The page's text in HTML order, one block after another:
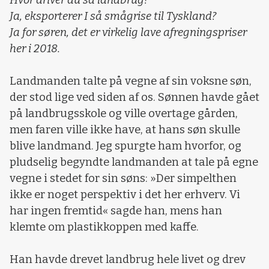
Ja, eksporterer I så smågrise til Tyskland?
Ja for søren, det er virkelig lave afregningspriser
her i 2018.
Landmanden talte på vegne af sin voksne søn,
der stod lige ved siden af os. Sønnen havde gået
på landbrugsskole og ville overtage gården,
men faren ville ikke have, at hans søn skulle
blive landmand. Jeg spurgte ham hvorfor, og
pludselig begyndte landmanden at tale på egne
vegne i stedet for sin søns: »Der simpelthen
ikke er noget perspektiv i det her erhverv. Vi
har ingen fremtid« sagde han, mens han
klemte om plastikkoppen med kaffe.
Han havde drevet landbrug hele livet og drev